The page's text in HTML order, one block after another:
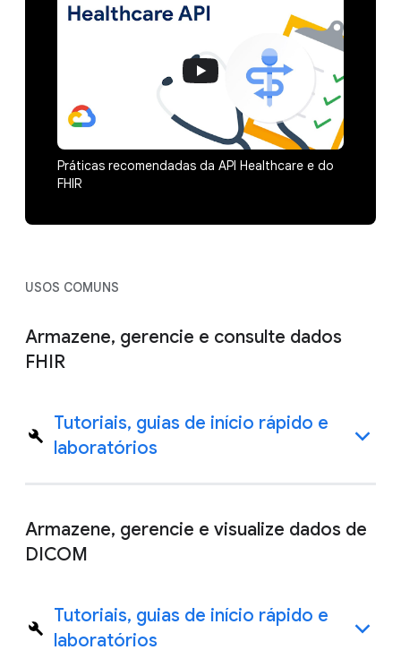
Práticas recomendadas da API Healthcare e do
FHIR
USOS COMUNS
Armazene, gerencie e consulte dados
FHIR
Tutoriais, guias de início rápido e
laboratórios
Armazene, gerencie e visualize dados de
DICOM
Tutoriais, guias de início rápido e
laboratórios